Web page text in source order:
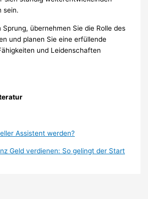
sein.
Sprung, übernehmen Sie die Rolle des
und planen Sie eine erfüllende
und Leidenschaften
Assistent werden?
Geld verdienen: So gelingt der Start